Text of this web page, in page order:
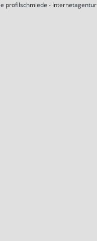
profilschmiede - Internetagentur